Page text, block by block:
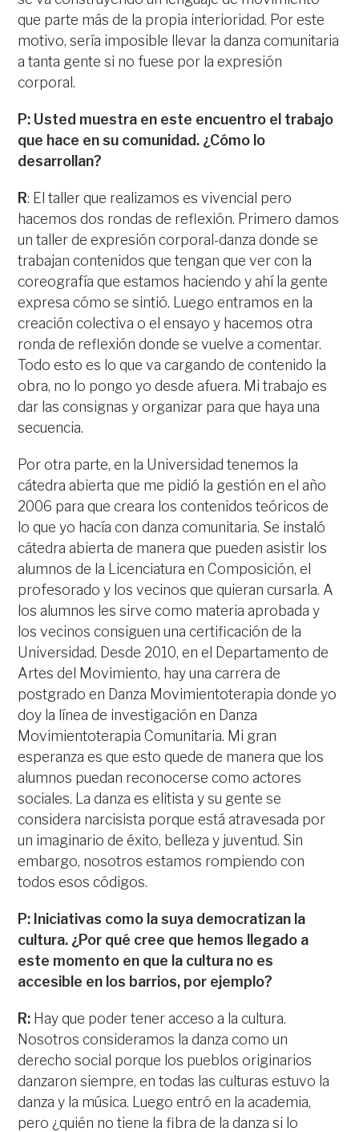
que parte más de la propia interioridad. Por este
motivo, sería imposible llevar la danza comunitaria
a tanta gente si no fuese por la expresión
corporal.
P: Usted muestra en este encuentro el trabajo
que hace en su comunidad. ¿Cómo lo
desarrollan?
R: El taller que realizamos es vivencial pero
hacemos dos rondas de reflexión. Primero damos
un taller de expresión corporal-danza donde se
trabajan contenidos que tengan que ver con la
coreografía que estamos haciendo y ahí la gente
expresa cómo se sintió. Luego entramos en la
creación colectiva o el ensayo y hacemos otra
ronda de reflexión donde se vuelve a comentar.
Todo esto es lo que va cargando de contenido la
obra, no lo pongo yo desde afuera. Mi trabajo es
dar las consignas y organizar para que haya una
secuencia.
Por otra parte, en la Universidad tenemos la
cátedra abierta que me pidió la gestión en el año
2006 para que creara los contenidos teóricos de
lo que yo hacía con danza comunitaria. Se instaló
cátedra abierta de manera que pueden asistir los
alumnos de la Licenciatura en Composición, el
profesorado y los vecinos que quieran cursarla. A
los alumnos les sirve como materia aprobada y
los vecinos consiguen una certificación de la
Universidad. Desde 2010, en el Departamento de
Artes del Movimiento, hay una carrera de
postgrado en Danza Movimientoterapia donde yo
doy la línea de investigación en Danza
Movimientoterapia Comunitaria. Mi gran
esperanza es que esto quede de manera que los
alumnos puedan reconocerse como actores
sociales. La danza es elitista y su gente se
considera narcisista porque está atravesada por
un imaginario de éxito, belleza y juventud. Sin
embargo, nosotros estamos rompiendo con
todos esos códigos.
P: Iniciativas como la suya democratizan la
cultura. ¿Por qué cree que hemos llegado a
este momento en que la cultura no es
accesible en los barrios, por ejemplo?
R: Hay que poder tener acceso a la cultura.
Nosotros consideramos la danza como un
derecho social porque los pueblos originarios
danzaron siempre, en todas las culturas estuvo la
danza y la música. Luego entró en la academia,
pero ¿quién no tiene la fibra de la danza si lo